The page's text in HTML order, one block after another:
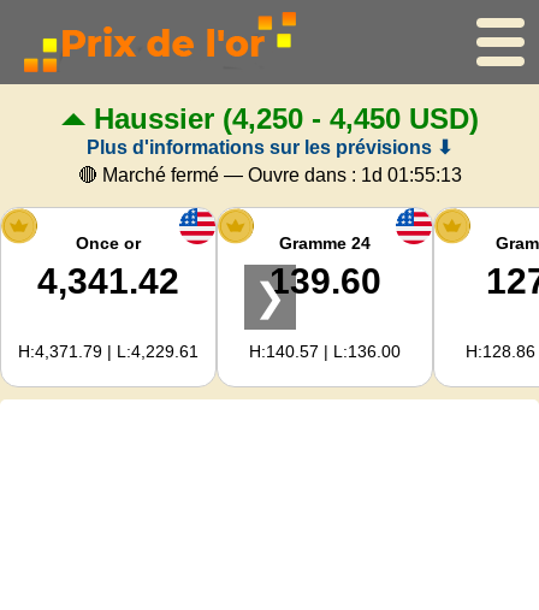
Accueil
Cours de l'or
Cours de l'argent
Calculateur d'or
Pour les Webmasters
Haussier(4,250 - 4,450 USD)
Plus d'informations sur les prévisions ⬇
🔴 Marché fermé — Ouvre dans : 1d 01:55:12
Once or
4,341.42
H:4,371.79 | L:4,229.61
Gramme 24
139.60
H:140.57 | L:136.00
❯